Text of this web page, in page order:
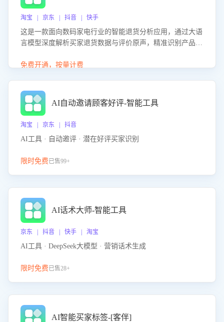
淘宝 | 京东 | 抖音 | 快手
这是一款面向数码家电行业的智能退货分析应用，通过大语
言模型深度解析买家退货数据与评价原声，精准识别产品质
改进建议，通过挖掘用户痛点驱动产品迭代，从根本上降低
免费开通，按量计费
AI自动邀请顾客好评-智能工具
淘宝 | 京东 | 抖音
AI工具 · 自动邀评 · 潜在好评买家识别
限时免费已售99+
AI话术大师-智能工具
京东 | 抖音 | 快手 | 淘宝
AI工具 · DeepSeek大模型 · 营销话术生成
限时免费已售28+
AI智能买家标签-[客伴]